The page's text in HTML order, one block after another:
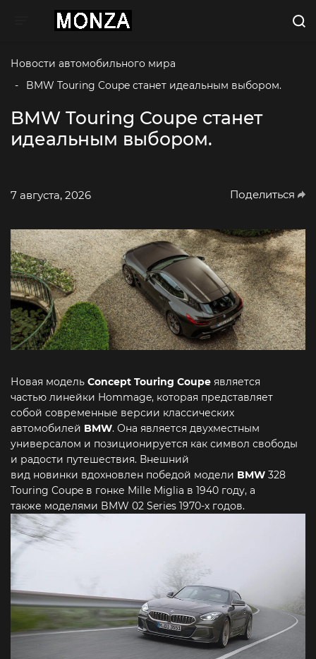
Toggle navigation
Новости автомобильного мира
-
BMW Touring Coupe станет идеальным выбором.
BMW Touring Coupe станет
идеальным выбором.
7 августа, 2026 Поделиться
Новая модель Concept Touring Coupe является
частью линейки Hommage, которая представляет
собой современные версии классических
автомобилей BMW. Она является двухместным
универсалом и позиционируется как символ свободы
и радости путешествия. Внешний
вид новинки вдохновлен победой модели BMW 328
Touring Coupe в гонке Mille Miglia в 1940 году, а
также моделями BMW 02 Series 1970-х годов.